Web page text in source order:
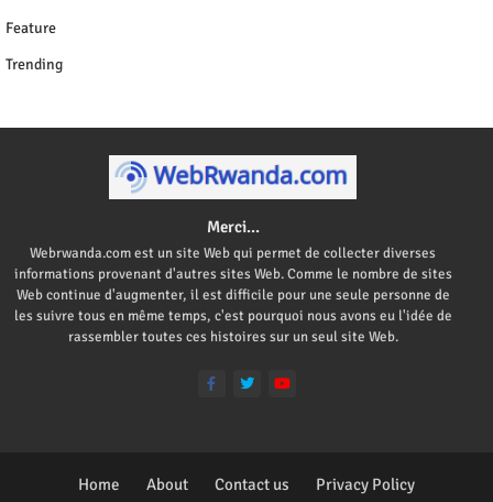
Feature
Trending
Merci...
Webrwanda.com est un site Web qui permet de collecter diverses
informations provenant d'autres sites Web. Comme le nombre de sites
Web continue d'augmenter, il est difficile pour une seule personne de
les suivre tous en même temps, c'est pourquoi nous avons eu l'idée de
rassembler toutes ces histoires sur un seul site Web.
Home About Contact us Privacy Policy